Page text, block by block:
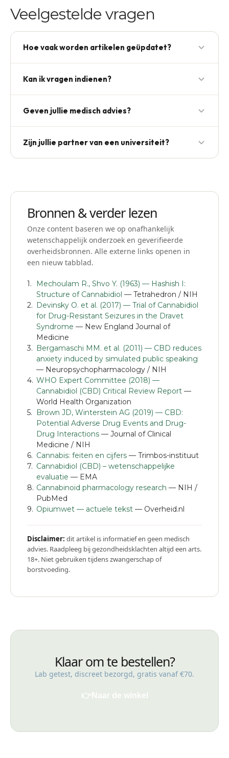
Veelgestelde vragen
Hoe vaak worden artikelen geüpdatet?
wetswijzigingen of nieuw onderzoek.
Kan ik vragen indienen?
verwerken we in nieuwe artikelen.
Geven jullie medisch advies?
gezondheidsklachten: raadpleeg altijd een huisarts.
Zijn jullie partner van een universiteit?
Bronnen & verder lezen
Onze content baseren we op onafhankelijk
wetenschappelijk onderzoek en geverifieerde
overheidsbronnen. Alle externe links openen in
een nieuw tabblad.
Mechoulam R., Shvo Y. (1963) — Hashish I:
Structure of Cannabidiol — Tetrahedron / NIH
Devinsky O. et al. (2017) — Trial of Cannabidiol
for Drug-Resistant Seizures in the Dravet
Syndrome — New England Journal of
Medicine
Bergamaschi MM. et al. (2011) — CBD reduces
anxiety induced by simulated public speaking
— Neuropsychopharmacology / NIH
WHO Expert Committee (2018) —
Cannabidiol (CBD) Critical Review Report —
World Health Organization
Brown JD, Winterstein AG (2019) — CBD:
Potential Adverse Drug Events and Drug-
Drug Interactions — Journal of Clinical
Medicine / NIH
Cannabis: feiten en cijfers — Trimbos-instituut
Cannabidiol (CBD) – wetenschappelijke
evaluatie — EMA
Cannabinoid pharmacology research — NIH /
PubMed
Opiumwet — actuele tekst — Overheid.nl
Disclaimer: dit artikel is informatief en geen medisch
advies. Raadpleeg bij gezondheidsklachten altijd een arts.
18+. Niet gebruiken tijdens zwangerschap of
borstvoeding.
Klaar om te bestellen?
Lab getest, discreet bezorgd, gratis vanaf €70.
👉 Naar de winkel